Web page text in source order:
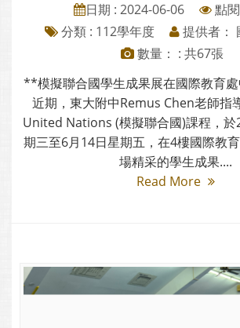
日期 : 2024-06-06
點
分類 : 112學年度
提供者：
數量： : 共67張
**模擬聯合國學生成果展在國際教育
近期，東大附中Remus Chen老師指
United Nations (模擬聯合國)課程，於
期三至6月14日星期五，在4樓國際教
場精采的學生成果....
Read More